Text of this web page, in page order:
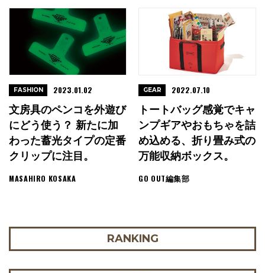
文房具のペンコを外遊び
にどう使う？ 新たに加
わった蓄光タイプの定番
クリップに注目。
MASAHIRO KOSAKA
FASHION 2023.01.02
トートバッグ感覚でキャ
ンプギアやおもちゃを詰
め込める、折り畳み式の
万能収納ボックス。
GO OUT編集部
GEAR 2022.07.10
RANKING